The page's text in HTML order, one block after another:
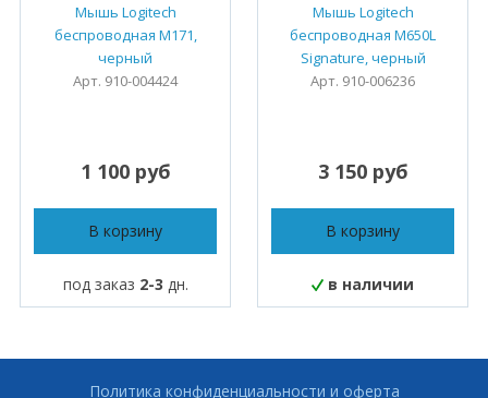
Мышь Logitech
беспроводная M171,
черный
Арт. 910-004424
1 100 руб
В корзину
под заказ 2-3 дн.
Мышь Logitech
беспроводная M650L
Signature, черный
Арт. 910-006236
3 150 руб
В корзину
в наличии
Политика конфиденциальности и оферта